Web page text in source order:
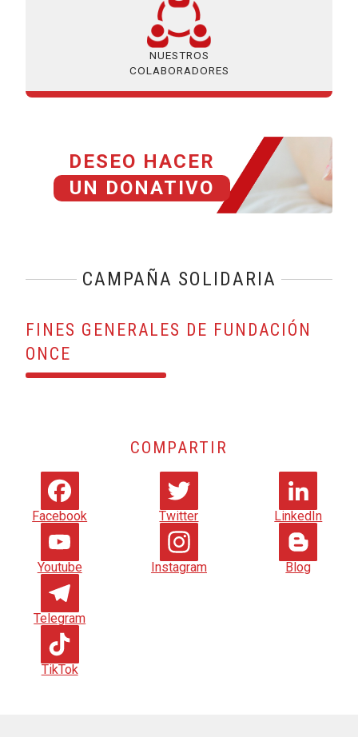
NUESTROS
COLABORADORES
DESEO HACER
UN DONATIVO
CAMPAÑA SOLIDARIA
FINES GENERALES DE FUNDACIÓN
ONCE
COMPARTIR
Facebook Twitter LinkedIn
Youtube Instagram Blog
Telegram
TikTok